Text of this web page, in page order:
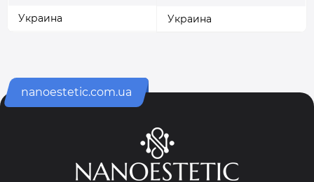
Украина
Украина
nanoestetic.com.ua